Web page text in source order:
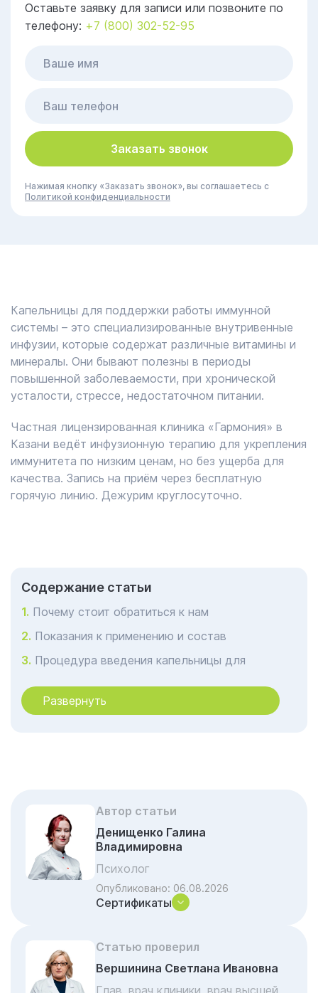
Оставьте заявку для записи или позвоните по
телефону: +7 (800) 302-52-95
Заказать звонок
Нажимая кнопку «Заказать звонок», вы соглашаетесь с
Политикой конфиденциальности
Капельницы для поддержки работы иммунной
системы – это специализированные внутривенные
инфузии, которые содержат различные витамины и
минералы. Они бывают полезны в периоды
повышенной заболеваемости, при хронической
усталости, стрессе, недостаточном питании.
Частная лицензированная клиника «Гармония» в
Казани ведёт инфузионную терапию для укрепления
иммунитета по низким ценам, но без ущерба для
качества. Запись на приём через бесплатную
горячую линию. Дежурим круглосуточно.
Cодержание статьи
Почему стоит обратиться к нам
Показания к применению и состав
Процедура введения капельницы для
Потенциальные побочные эффекты,
противопоказания
Профилактика заболеваний
Можно ли делать капельницу для
иммунитета детям
Состав инфузий
Капельницы для иммунитета: мифы и
реальность
Заказать капельницу для иммунитета в
Развернуть
Автор статьи
Денищенко Галина
Владимировна
Психолог
Опубликовано: 06.08.2026
Сертификаты
Статью проверил
Вершинина Светлана Ивановна
Глав. врач клиники, врач высшей